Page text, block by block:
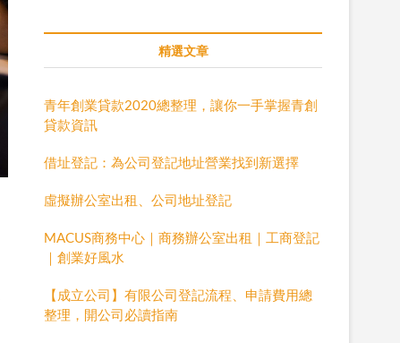
精選文章
青年創業貸款2020總整理，讓你一手掌握青創
貸款資訊
借址登記：為公司登記地址營業找到新選擇
虛擬辦公室出租、公司地址登記
MACUS商務中心｜商務辦公室出租｜工商登記
｜創業好風水
【成立公司】有限公司登記流程、申請費用總
整理，開公司必讀指南